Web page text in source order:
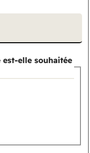
est-elle souhaitée